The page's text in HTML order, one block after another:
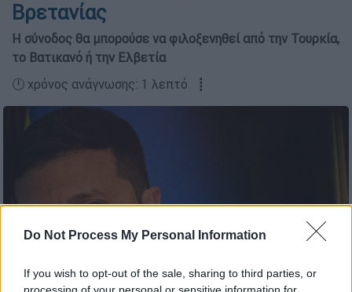
Do Not Process My Personal Information
If you wish to opt-out of the sale, sharing to third parties, or
processing of your personal or sensitive information for
Βρετανίας
Η σύνοδος θα μπορούσε να φιλοξενηθεί από την Τουρκία,
το Βατικανό ή την Ελβετία
🕛 χρόνος ανάγνωσης: 1 λεπτό ┋